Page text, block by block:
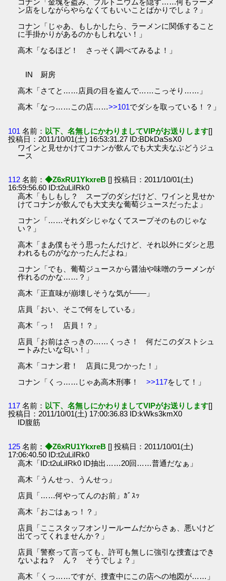
コナン「金塊を盗み、プルトニウムを隠す……何もラーメ
ン店をしながらやらなくてもいいことばかりでしょ？」
コナン「じゃあ、もしかしたら、ラーメンに関係すること
に手掛かりがあるのかもしれない！」
高木「なるほど！ さっそく調べてみるよ！」
IN 厨房
高木「さてと……店員の目を盗んで……こっそり……」
高木「なっ……この店……>>101でダシを取っている！？」
101 名前： 以下、名無しにかわりましてVIPがお送りします[]
投稿日：2011/10/01(土) 16:53:31.27 ID:BDkDaSsX0
ワインと見せかけてコナンが飲んでも大丈夫なぶどうジュ
ース
112 名前：◆Z6xRU1YkxreB [] 投稿日：2011/10/01(土)
16:59:56.60 ID:t2uLiIRk0
高木「もしもし？ スープのダシだけど、ワインと見せか
けてコナンが飲んでも大丈夫な葡萄ジュースだったよ」
コナン「……それダシじゃなくてスープそのものじゃな
い？」
高木「まあ僕もそう思ったんだけど、それ以外にダシと思
われるものがなかったんだよね」
コナン「でも、葡萄ジュースから醤油や味噌のラーメンが
作れるのかな……？」
高木「正直味が崩壊しそうな気が――」
店員「おい、そこで何をしている」
高木「っ！ 店員！？」
店員「お前はさっきの……くっさ！ 何だこのダストシュ
ートみたいな匂い！」
高木「コナン君！ 店員に見つかった！」
コナン「くっ……じゃあ高木刑事！>>117をして！」
117 名前： 以下、名無しにかわりましてVIPがお送りします[]
投稿日：2011/10/01(土) 17:00:36.83 ID:kWks3kmX0
ID腹筋
125 名前：◆Z6xRU1YkxreB [] 投稿日：2011/10/01(土)
17:06:40.50 ID:t2uLiIRk0
高木「ID:t2uLiIRk0 ID抽出……20回……普通だなぁ」
高木「うんせっ、うんせっ」
店員「……何やってんのお前」ｶﾞｽｯ
高木「おごはぁっ！？」
店員「ここスタッフオンリールームだからさぁ、悪いけど
出てってくれませんか？」
店員「警察って言っても、許可も無しに強引な捜査はでき
ないよね？ ん？ そうでしょ？」
高木「くっ……ですが、捜査中にこの店への地図が……」